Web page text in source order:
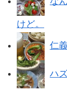
けど。
仁
ハ